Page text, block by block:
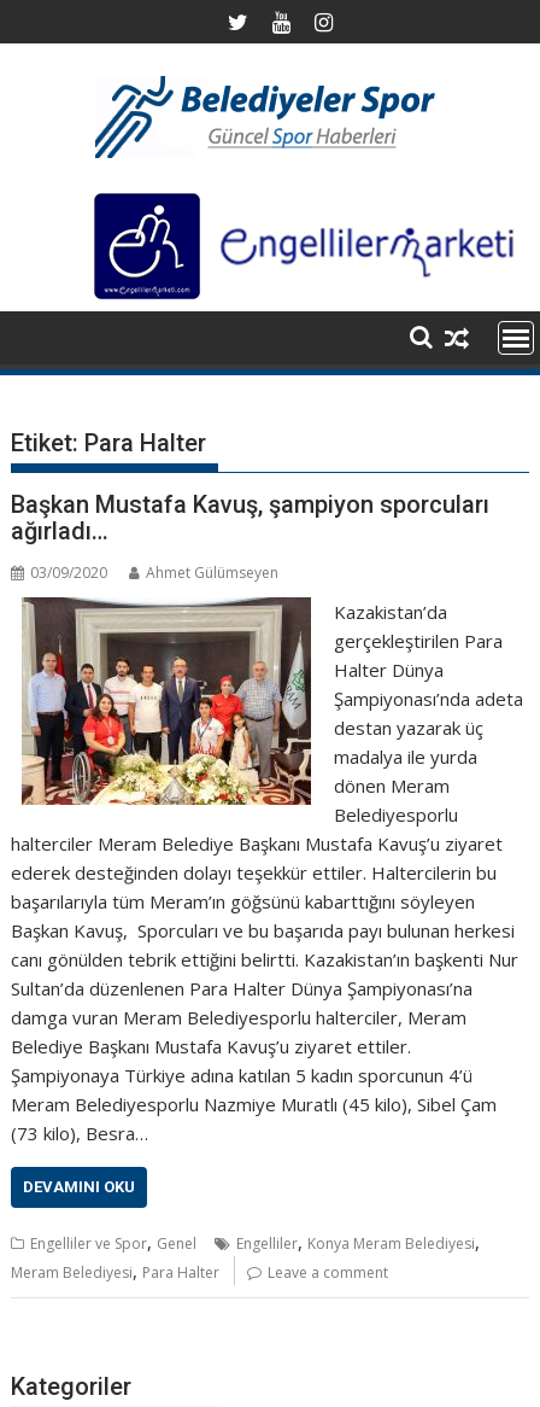
k
Etiket: Para Halter
Başkan Mustafa Kavuş, şampiyon sporcuları
ağırladı…
03/09/2020 Ahmet Gülümseyen
Kazakistan’da
gerçekleştirilen Para
Halter Dünya
Şampiyonası’nda adeta
destan yazarak üç
madalya ile yurda
dönen Meram
Belediyesporlu
halterciler Meram Belediye Başkanı Mustafa Kavuş’u ziyaret
ederek desteğinden dolayı teşekkür ettiler. Haltercilerin bu
başarılarıyla tüm Meram’ın göğsünü kabarttığını söyleyen
Başkan Kavuş, Sporcuları ve bu başarıda payı bulunan herkesi
canı gönülden tebrik ettiğini belirtti. Kazakistan’ın başkenti Nur
Sultan’da düzenlenen Para Halter Dünya Şampiyonası’na
damga vuran Meram Belediyesporlu halterciler, Meram
Belediye Başkanı Mustafa Kavuş’u ziyaret ettiler.
Şampiyonaya Türkiye adına katılan 5 kadın sporcunun 4’ü
Meram Belediyesporlu Nazmiye Muratlı (45 kilo), Sibel Çam
(73 kilo), Besra…
DEVAMINI OKU
Engelliler ve Spor, Genel Engelliler, Konya Meram Belediyesi,
Meram Belediyesi, Para Halter Leave a comment
Kategoriler